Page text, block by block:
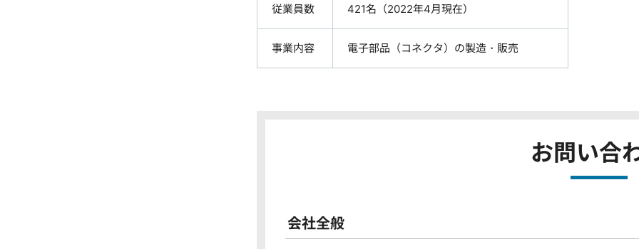
従業員数 421名（2022年4月現在）
事業内容 電子部品（コネクタ）の製造・販売
お問い合
会社全般